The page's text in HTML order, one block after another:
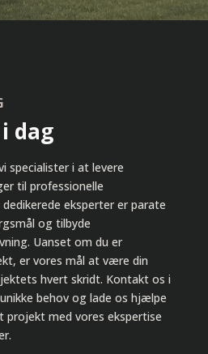
dag
specialister i at levere
til professionelle
eksperter er parate
og tilbyde
Uanset om du er
er vores mål at være din
hvert skridt. Kontakt os i
behov og lade os hjælpe
projekt med vores ekspertise